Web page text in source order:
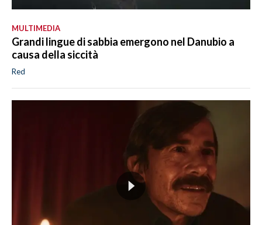
MULTIMEDIA
Grandi lingue di sabbia emergono nel Danubio a
causa della siccità
Red